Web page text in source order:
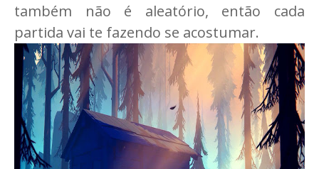
também não é aleatório, então cada
partida vai te fazendo se acostumar.